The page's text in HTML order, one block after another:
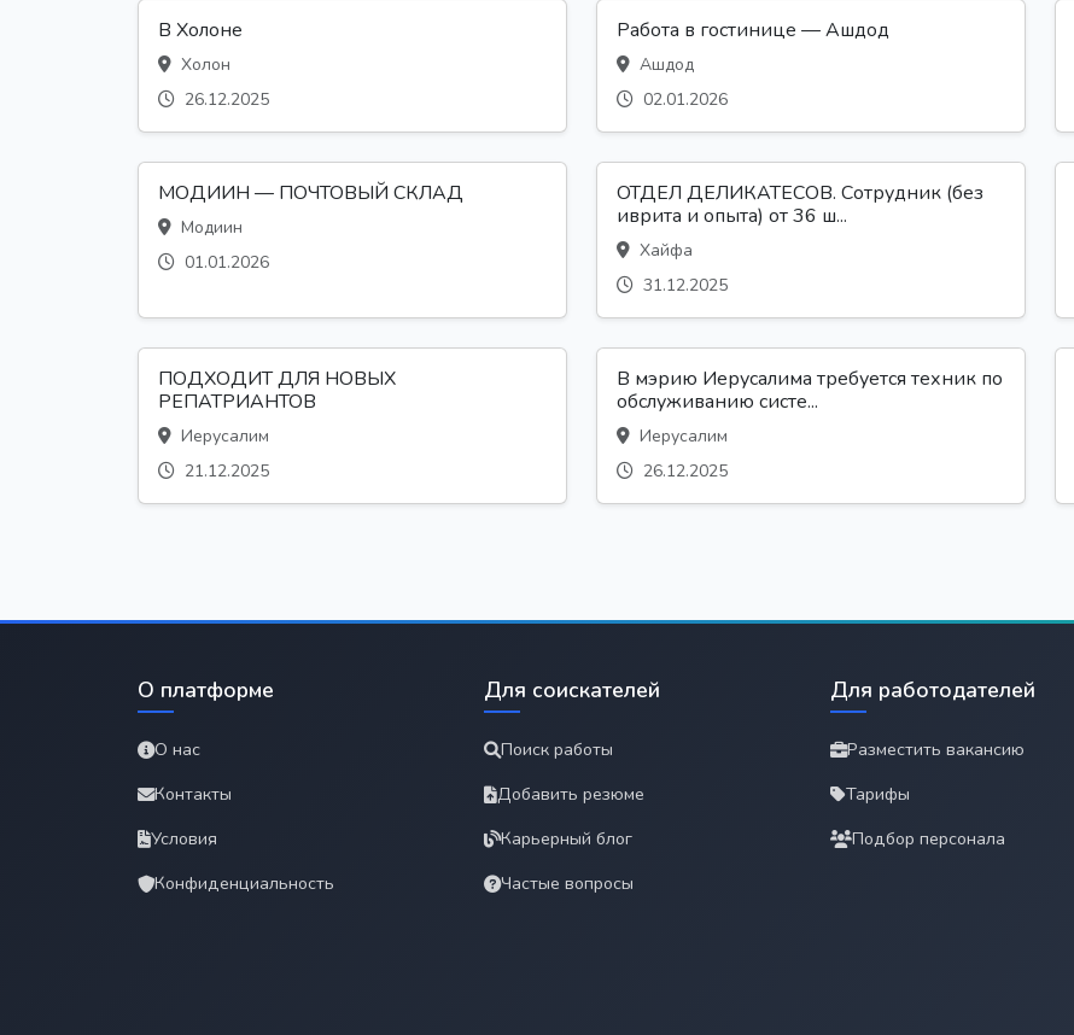
В Холоне
Холон
26.12.2025
Работа в гостинице — Ашдод
Ашдод
02.01.2026
МОДИИН — ПОЧТОВЫЙ СКЛАД
Модиин
01.01.2026
ОТДЕЛ ДЕЛИКАТЕСОВ. Сотрудник (без
иврита и опыта) от 36 ш...
Хайфа
31.12.2025
ПОДХОДИТ ДЛЯ НОВЫХ
РЕПАТРИАНТОВ
Иерусалим
21.12.2025
В мэрию Иерусалима требуется техник по
обслуживанию систе...
Иерусалим
26.12.2025
О платформе
О нас
Контакты
Условия
Конфиденциальность
Для соискателей
Поиск работы
Добавить резюме
Карьерный блог
Частые вопросы
Для работодателей
Разместить вакансию
Тарифы
Подбор персонала